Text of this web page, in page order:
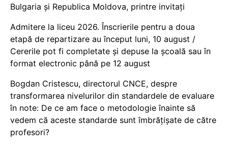
Bulgaria și Republica Moldova, printre invitați
Admitere la liceu 2026. Înscrierile pentru a doua
etapă de repartizare au început luni, 10 august /
Cererile pot fi completate și depuse la școală sau în
format electronic până pe 12 august
Bogdan Cristescu, directorul CNCE, despre
transformarea nivelurilor din standardele de evaluare
în note: De ce am face o metodologie înainte să
vedem că aceste standarde sunt îmbrățișate de către
profesori?